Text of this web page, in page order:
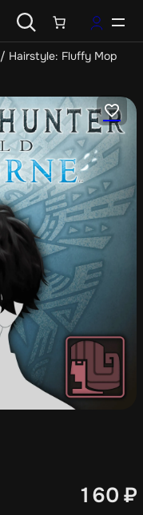
/ Hairstyle: Fluffy Mop
160 ₽